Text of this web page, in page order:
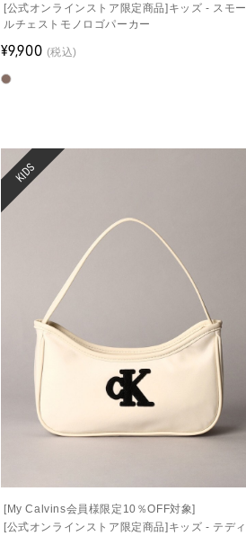
[公式オンラインストア限定商品]キッズ - スモー
ルチェストモノロゴパーカー
¥9,900 (税込)
KIDS
[My Calvins会員様限定10％OFF対象]
[公式オンラインストア限定商品]キッズ - テディ